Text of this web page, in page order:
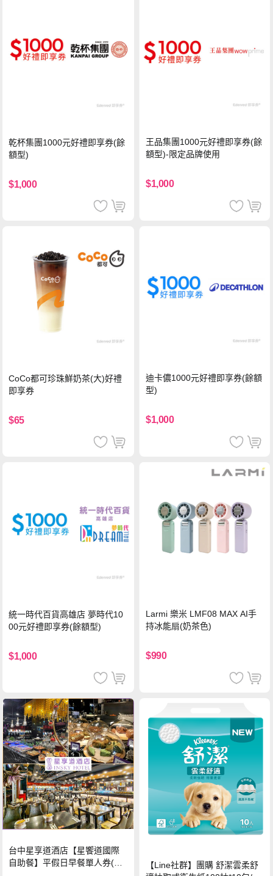
乾杯集團1000元好禮即享券(餘
額型)
$1,000
王品集團1000元好禮即享券(餘
額型)-限定品牌使用
$1,000
CoCo都可珍珠鮮奶茶(大)好禮
即享券
$65
迪卡儂1000元好禮即享券(餘額
型)
$1,000
統一時代百貨高雄店 夢時代10
00元好禮即享券(餘額型)
$1,000
Larmi 樂米 LMF08 MAX AI手
持冰能扇(奶茶色)
$990
台中星享道酒店【星饗道國際
自助餐】平假日早餐單人券(M
【Line社群】團購 舒潔雲柔舒